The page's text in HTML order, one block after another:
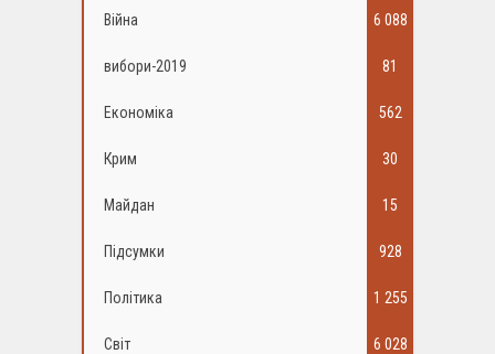
Війна 6 088
вибори-2019 81
Економіка 562
Крим 30
Майдан 15
Підсумки 928
Політика 1 255
Світ 6 028